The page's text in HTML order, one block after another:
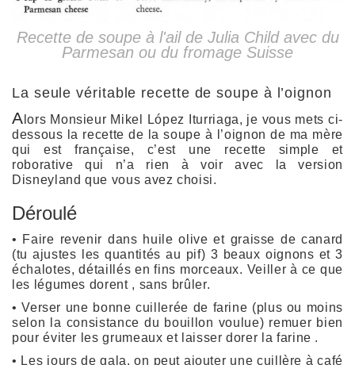
Recette de soupe à l'ail de Julia Child avec du
Parmesan ou du fromage Suisse
La seule véritable recette de soupe à l’oignon
Alors Monsieur Mikel López Iturriaga, je vous mets ci-
dessous la recette de la soupe à l’oignon de ma mère
qui est française, c’est une recette simple et
roborative qui n’a rien à voir avec la version
Disneyland que vous avez choisi.
Déroulé
• Faire revenir dans huile olive et graisse de canard
(tu ajustes les quantités au pif) 3 beaux oignons et 3
échalotes, détaillés en fins morceaux. Veiller à ce que
les légumes dorent , sans brûler.
• Verser une bonne cuillerée de farine (plus ou moins
selon la consistance du bouillon voulue) remuer bien
pour éviter les grumeaux et laisser dorer la farine .
• Les jours de gala, on peut ajouter une cuillère à café